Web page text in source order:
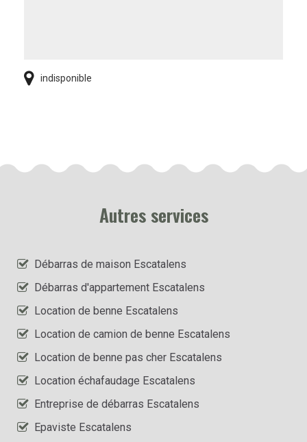
indisponible
Autres services
Débarras de maison Escatalens
Débarras d'appartement Escatalens
Location de benne Escatalens
Location de camion de benne Escatalens
Location de benne pas cher Escatalens
Location échafaudage Escatalens
Entreprise de débarras Escatalens
Epaviste Escatalens